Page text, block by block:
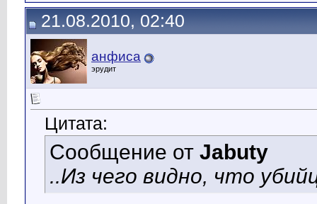
21.08.2010, 02:40
анфиса
эрудит
Цитата:
Сообщение от Jabuty
..Из чего видно, что